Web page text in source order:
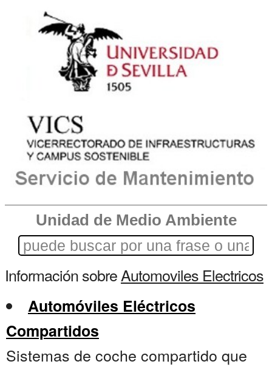
Unidad de Medio Ambiente
Información sobreAutomoviles Electricos
Automóviles Eléctricos
Compartidos
Sistemas de coche compartido que